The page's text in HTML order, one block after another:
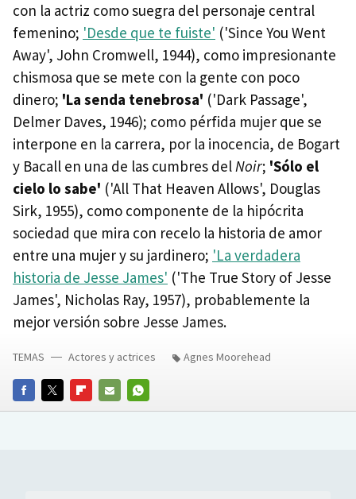
con la actriz como suegra del personaje central
femenino; 'Desde que te fuiste' ('Since You Went
Away', John Cromwell, 1944), como impresionante
chismosa que se mete con la gente con poco
dinero; 'La senda tenebrosa' ('Dark Passage',
Delmer Daves, 1946); como pérfida mujer que se
interpone en la carrera, por la inocencia, de Bogart
y Bacall en una de las cumbres delNoir; 'Sólo el
cielo lo sabe' ('All That Heaven Allows', Douglas
Sirk, 1955), como componente de la hipócrita
sociedad que mira con recelo la historia de amor
entre una mujer y su jardinero; 'La verdadera
historia de Jesse James' ('The True Story of Jesse
James', Nicholas Ray, 1957), probablemente la
mejor versión sobre Jesse James.
FACEBOOKTWITTERFLIPBOARD
E-
WHATSAPP
TEMAS Actores y actrices Agnes Moorehead